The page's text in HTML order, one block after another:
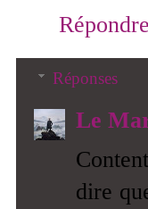
Réponses
Le
dire